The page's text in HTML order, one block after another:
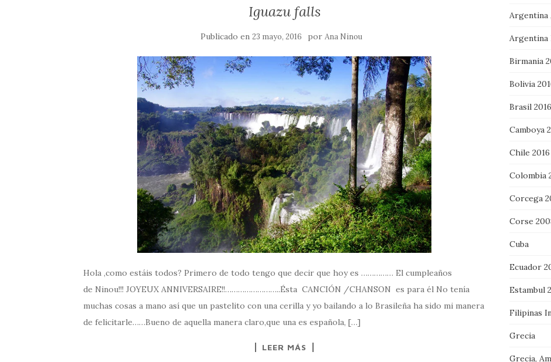
Iguazu falls
Publicado en23 mayo, 2016 porAna Ninou
Hola ,como estáis todos? Primero de todo tengo que decir que hoy es …………… El cumpleaños
de Ninou!!! JOYEUX ANNIVERSAIRE!!……………………..Ésta CANCIÓN /CHANSON es para él No tenía
muchas cosas a mano así que un pastelito con una cerilla y yo bailando a lo Brasileña ha sido mi manera
de felicitarle……Bueno de aquella manera claro,que una es española, […]
LEER MÁS
Argentina
Argentina
Birmania
Bolivia
Brasil 2016
Camboya
Chile 2016
Colombia
Corcega
Corse
Cuba
Ecuador
Estambul
Filipinas
Grecia
Grecia,